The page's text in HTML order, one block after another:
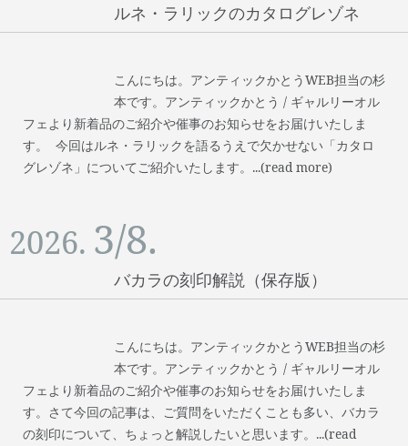
ルネ・ラリックのカタログレゾネ
こんにちは。アンティックかとうWEB担当の杉
本です。アンティックかとう / ギャルリーオル
フェより新着品のご紹介や催事のお知らせをお届けいたしま
す。 今回はルネ・ラリックを語るうえで欠かせない「カタロ
グレゾネ」についてご紹介いたします。...(read more)
2026. 3/8.
バカラの刻印解説（保存版）
こんにちは。アンティックかとうWEB担当の杉
本です。アンティックかとう / ギャルリーオル
フェより新着品のご紹介や催事のお知らせをお届けいたしま
す。さて今回の記事は、ご質問をいただくことも多い、バカラ
の刻印について、ちょっと解説したいと思います。...(read